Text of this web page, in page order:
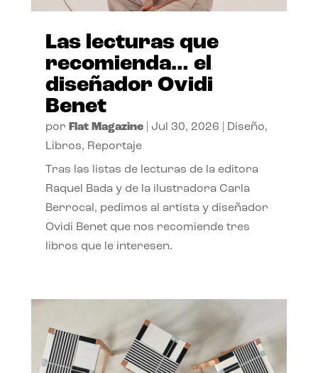
Las lecturas que
recomienda… el
diseñador Ovidi
Benet
por Flat Magazine| Jul 30, 2026 Diseño,
Libros, Reportaje
Tras las listas de lecturas de la editora
Raquel Bada y de la ilustradora Carla
Berrocal, pedimos al artista y diseñador
Ovidi Benet que nos recomiende tres
libros que le interesen.